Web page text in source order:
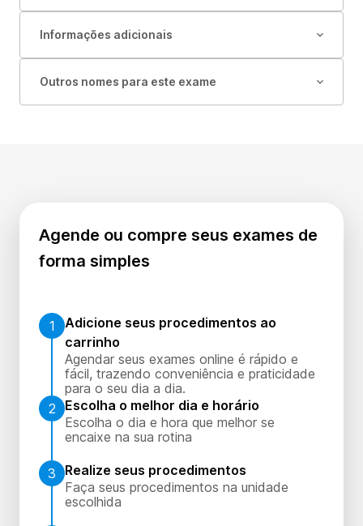
Informações adicionais
Outros nomes para este exame
Agende ou compre seus exames de
forma simples
1
Adicione seus procedimentos ao
carrinho
Agendar seus exames online é rápido e
fácil, trazendo conveniência e praticidade
para o seu dia a dia.
2
Escolha o melhor dia e horário
Escolha o dia e hora que melhor se
encaixe na sua rotina
3
Realize seus procedimentos
Faça seus procedimentos na unidade
escolhida